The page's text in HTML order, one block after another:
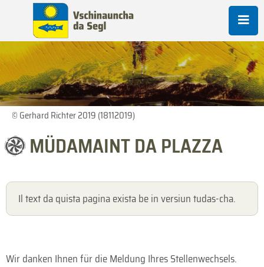
© Gerhard Richter 2019 (18112019)
MÜDAMAINT DA PLAZZA
Il text da quista pagina exista be in versiun tudas-cha.
Wir danken Ihnen für die Meldung Ihres Stellenwechsels.